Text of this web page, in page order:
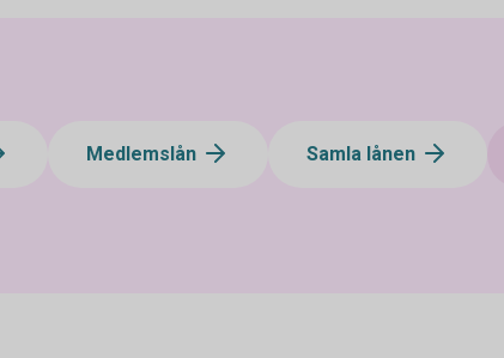
Medlemslån Samla lånen